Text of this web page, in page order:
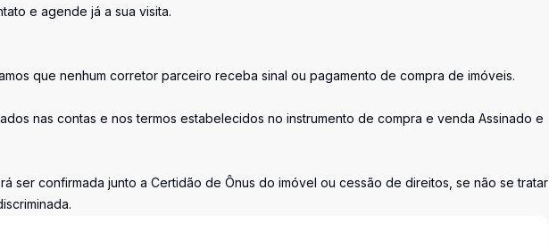
e agende já a sua visita.
que nenhum corretor parceiro receba sinal ou pagamento de compra de imóveis.
nas contas e nos termos estabelecidos no instrumento de compra e venda Assinado e
ser confirmada junto a Certidão de Ônus do imóvel ou cessão de direitos, se não se tratar